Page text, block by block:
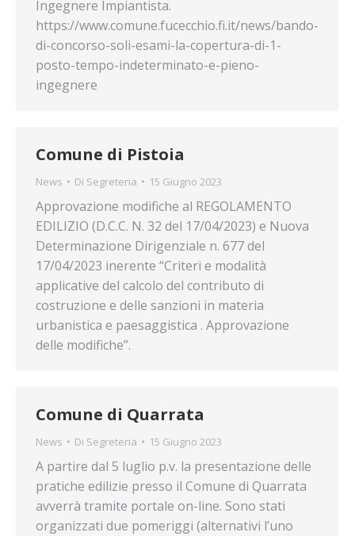
Ingegnere Impiantista.
https://www.comune.fucecchio.fi.it/news/bando-
di-concorso-soli-esami-la-copertura-di-1-
posto-tempo-indeterminato-e-pieno-
ingegnere
Comune di Pistoia
News Di Segreteria 15 Giugno 2023
Approvazione modifiche al REGOLAMENTO
EDILIZIO (D.C.C. N. 32 del 17/04/2023) e Nuova
Determinazione Dirigenziale n. 677 del
17/04/2023 inerente “Criteri e modalità
applicative del calcolo del contributo di
costruzione e delle sanzioni in materia
urbanistica e paesaggistica . Approvazione
delle modifiche”.
Comune di Quarrata
News Di Segreteria 15 Giugno 2023
A partire dal 5 luglio p.v. la presentazione delle
pratiche edilizie presso il Comune di Quarrata
avverrà tramite portale on-line. Sono stati
organizzati due pomeriggi (alternativi l’uno